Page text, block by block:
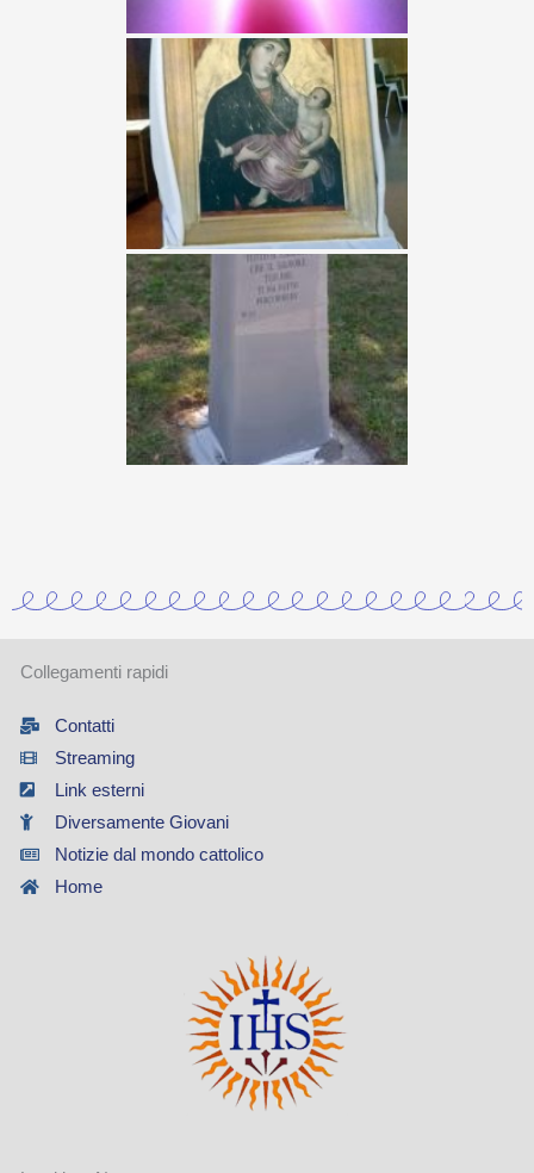
Collegamenti rapidi
Contatti
Streaming
Link esterni
Diversamente Giovani
Notizie dal mondo cattolico
Home